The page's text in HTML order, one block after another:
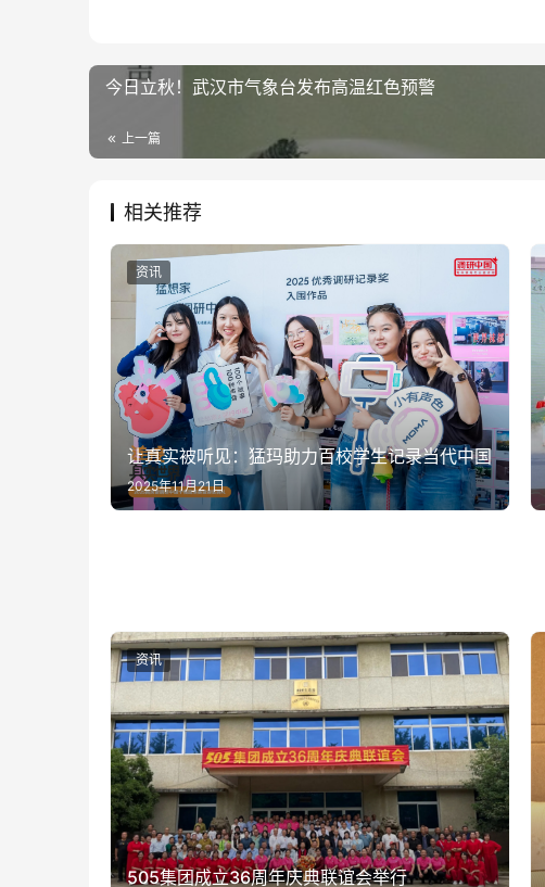
今日立秋！武汉市气象台发布高温红色预警
上一篇
相关推荐
让真实被听见：猛玛助力百校学生记录当代中国
2025年11月21日
资讯
505集团成立36周年庆典联谊会举行
资讯